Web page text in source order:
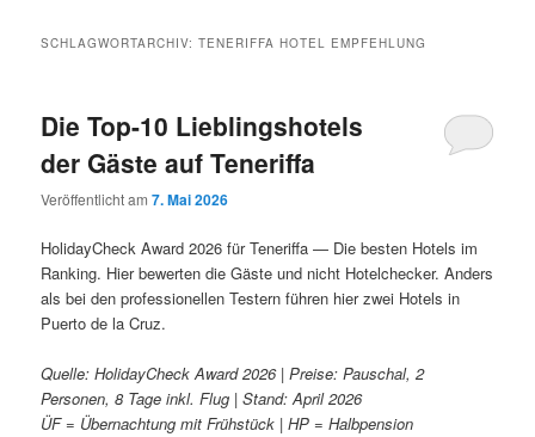
SCHLAGWORTARCHIV:TENERIFFA HOTEL EMPFEHLUNG
Die Top-10 Lieblingshotels
der Gäste auf Teneriffa
Veröffentlicht am7. Mai 2026
HolidayCheck Award 2026 für Teneriffa — Die besten Hotels im
Ranking. Hier bewerten die Gäste und nicht Hotelchecker. Anders
als bei den professionellen Testern führen hier zwei Hotels in
Puerto de la Cruz.
Quelle: HolidayCheck Award 2026 | Preise: Pauschal, 2
Personen, 8 Tage inkl. Flug | Stand: April 2026
ÜF = Übernachtung mit Frühstück | HP = Halbpension